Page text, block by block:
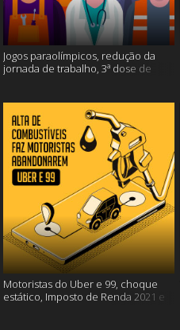
Jogos paraolímpicos, redução da
jornada de trabalho, 3ª dose de
Motoristas do Uber e 99, choque
estático, Imposto de Renda 2021 e